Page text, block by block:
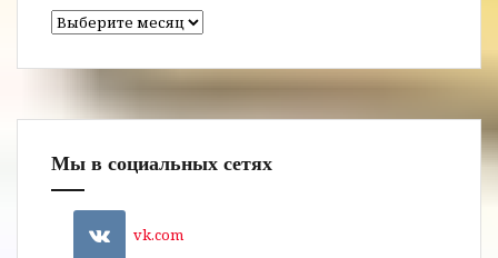
Архивы
Мы в социальных сетях
vk.com